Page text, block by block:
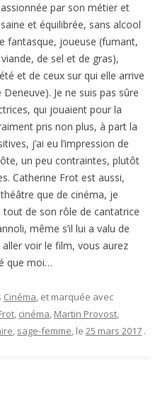
par son métier et
et équilibrée, sans alcool
fantasque, joueuse (fumant,
de sel et de gras),
et de ceux sur qui elle arrive
Je ne suis pas sûre
qui jouaient pour la
pris non plus, à part la
j’ai eu l’impression de
un peu contraintes, plutôt
Catherine Frot est aussi,
que de cinéma, je
tout de son rôle de cantatrice
même s’il lui a valu de
aller voir le film, vous aurez
que moi…
Cinéma, et marquée avec
, cinéma, Martin Provost,
, sage-femme, le 25 mars 2017 .